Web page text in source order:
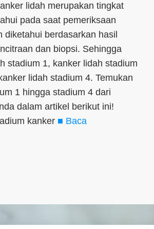
lidah merupakan tingkat
pada saat pemeriksaan
berdasarkan hasil
dan biopsi. Sehingga
stadium 1, kanker lidah stadium
lidah stadium 4. Temukan
1 hingga stadium 4 dari
dalam artikel berikut ini!
kanker ■ Baca